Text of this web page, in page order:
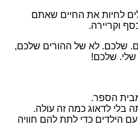
לחיות את החיים שאתם
וקריירה.
שלכם. לא של ההורים שלכם,
שלכם!
הספר.
בלי לדאוג כמה זה עולה.
הילדים כדי לתת להם חוויה